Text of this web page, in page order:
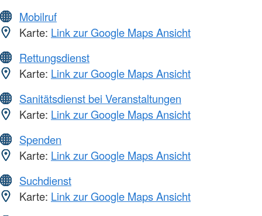
Mobilruf
Karte: Link zur Google Maps Ansicht
Rettungsdienst
Karte: Link zur Google Maps Ansicht
Sanitätsdienst bei Veranstaltungen
Karte: Link zur Google Maps Ansicht
Spenden
Karte: Link zur Google Maps Ansicht
Suchdienst
Karte: Link zur Google Maps Ansicht